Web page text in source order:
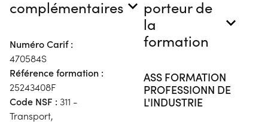
complémentaires
Numéro Carif :
470584S
Référence formation :
25243408F
Code NSF : 311 -
Transport,
porteur de
la
formation
ASS FORMATION
PROFESSIONN DE
L'INDUSTRIE